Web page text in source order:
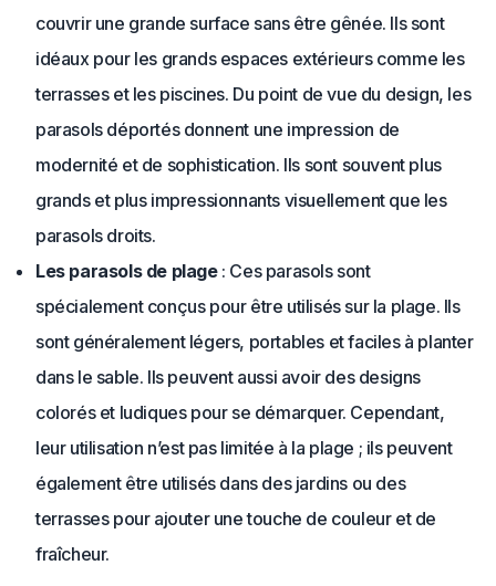
couvrir une grande surface sans être gênée. Ils sont
idéaux pour les grands espaces extérieurs comme les
terrasses et les piscines. Du point de vue du design, les
parasols déportés donnent une impression de
modernité et de sophistication. Ils sont souvent plus
grands et plus impressionnants visuellement que les
parasols droits.
Les parasols de plage: Ces parasols sont
spécialement conçus pour être utilisés sur la plage. Ils
sont généralement légers, portables et faciles à planter
dans le sable. Ils peuvent aussi avoir des designs
colorés et ludiques pour se démarquer. Cependant,
leur utilisation n’est pas limitée à la plage ; ils peuvent
également être utilisés dans des jardins ou des
terrasses pour ajouter une touche de couleur et de
fraîcheur.